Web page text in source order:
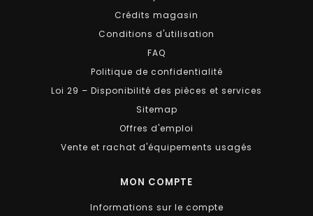
Crédits magasin
Conditions d'utilisation
FAQ
Politique de confidentialité
Loi 29 – Disponibilité des pièces et services
Sitemap
Offres d'emploi
Vente et rachat d'équipements usagés
MON COMPTE
Informations sur le compte